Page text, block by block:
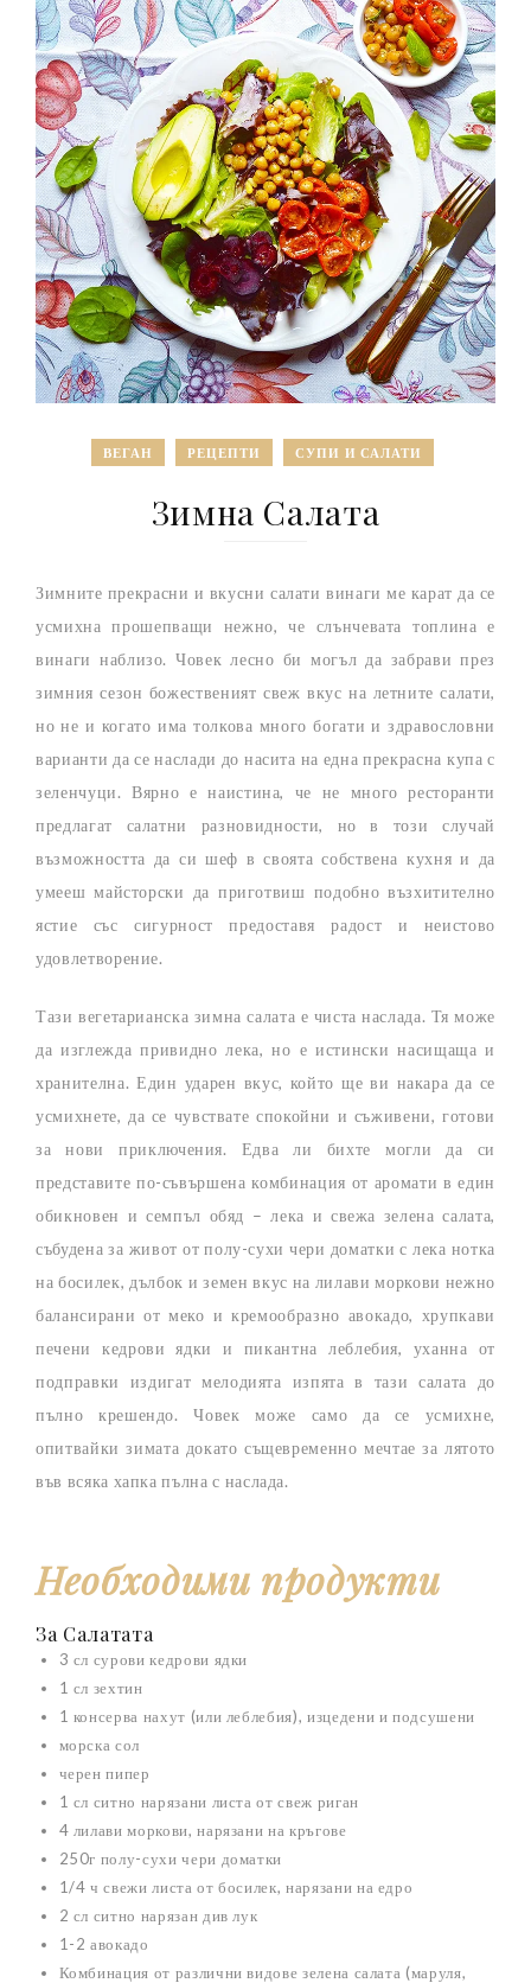
ВЕГАН РЕЦЕПТИ СУПИ И САЛАТИ
Зимна Салата
Зимните прекрасни и вкусни салати винаги ме карат да се
усмихна прошепващи нежно, че слънчевата топлина е
винаги наблизо. Човек лесно би могъл да забрави през
зимния сезон божественият свеж вкус на летните салати,
но не и когато има толкова много богати и здравословни
варианти да се наслади до насита на една прекрасна купа с
зеленчуци. Вярно е наистина, че не много ресторанти
предлагат салатни разновидности, но в този случай
възможността да си шеф в своята собствена кухня и да
умееш майсторски да приготвиш подобно възхитително
ястие със сигурност предоставя радост и неистово
удовлетворение.
Тази вегетарианска зимна салата е чиста наслада. Тя може
да изглежда привидно лека, но е истински насищаща и
хранителна. Един ударен вкус, който ще ви накара да се
усмихнете, да се чувствате спокойни и съживени, готови
за нови приключения. Едва ли бихте могли да си
представите по-съвършена комбинация от аромати в един
обикновен и семпъл обяд – лека и свежа зелена салата,
събудена за живот от полу-сухи чери доматки с лека нотка
на босилек, дълбок и земен вкус на лилави моркови нежно
балансирани от меко и кремообразно авокадо, хрупкави
печени кедрови ядки и пикантна леблебия, уханна от
подправки издигат мелодията изпята в тази салата до
пълно крешендо. Човек може само да се усмихне,
опитвайки зимата докато същевременно мечтае за лятото
във всяка хапка пълна с наслада.
Необходими продукти
За Салатата
3 сл сурови кедрови ядки
1 сл зехтин
1 консерва нахут (или леблебия), изцедени и подсушени
морска сол
черен пипер
1 сл ситно нарязани листа от свеж риган
4 лилави моркови, нарязани на кръгове
250г полу-сухи чери доматки
1/4 ч свежи листа от босилек, нарязани на едро
2 сл ситно нарязан див лук
1-2 авокадо
Комбинация от различни видове зелена салата (маруля,